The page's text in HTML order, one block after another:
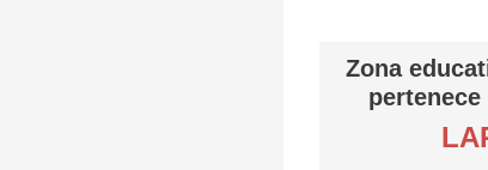
Zona
pertenece